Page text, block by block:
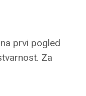
prvi pogled
Za